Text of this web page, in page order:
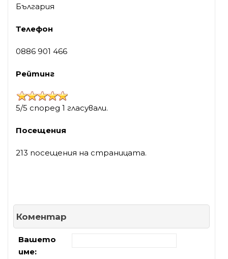
България
Телефон
0886 901 466
Рейтинг
5/5 според 1 гласували.
Посещения
213 посещения на страницата.
Коментар
Вашето
име: